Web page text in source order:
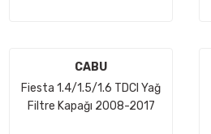
CABU
Fiesta 1.4/1.5/1.6 TDCI Yağ
Filtre Kapağı 2008-2017